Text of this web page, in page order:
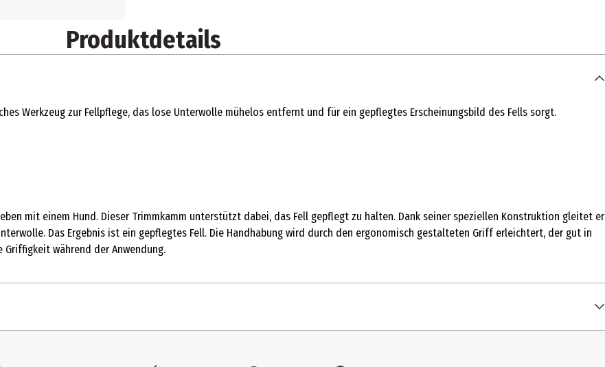
Produktdetails
Werkzeug zur Fellpflege, das lose Unterwolle mühelos entfernt und für ein gepflegtes Erscheinungsbild des Fells sorgt.
mit einem Hund. Dieser Trimmkamm unterstützt dabei, das Fell gepflegt zu halten. Dank seiner speziellen Konstruktion gleitet er
Das Ergebnis ist ein gepflegtes Fell. Die Handhabung wird durch den ergonomisch gestalteten Griff erleichtert, der gut in
während der Anwendung.